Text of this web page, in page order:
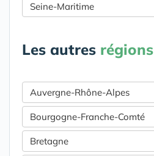
Seine-Maritime
Les autres régions
Auvergne-Rhône-Alpes
Bourgogne-Franche-Comté
Bretagne